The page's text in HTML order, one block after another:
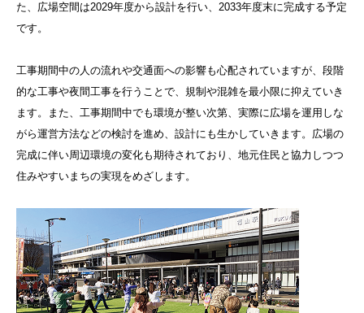
た、広場空間は2029年度から設計を行い、2033年度末に完成する予定
です。
工事期間中の人の流れや交通面への影響も心配されていますが、段階
的な工事や夜間工事を行うことで、規制や混雑を最小限に抑えていき
ます。また、工事期間中でも環境が整い次第、実際に広場を運用しな
がら運営方法などの検討を進め、設計にも生かしていきます。広場の
完成に伴い周辺環境の変化も期待されており、地元住民と協力しつつ
住みやすいまちの実現をめざします。